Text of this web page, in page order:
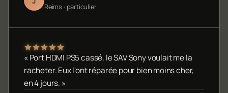
Reims · particulier
« Port HDMI PS5 cassé, le SAV Sony voulait me la
racheter. Eux l'ont réparée pour bien moins cher,
en 4 jours. »